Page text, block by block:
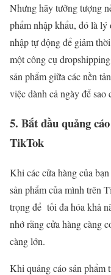
Nhưng hãy tưởng tượng
phẩm nhập khẩu, đó là lý
nhập tự động để giảm
một công cụ
sản phẩm giữa các nền
việc dành cả ngày để sao
5. Bắt đầu quảng
TikTok
Khi các cửa hàng của
sản phẩm của mình trên
trọng để tối đa hóa khả
nhớ rằng cửa hàng càng
càng lớn.
Khi quảng cáo sản phẩm